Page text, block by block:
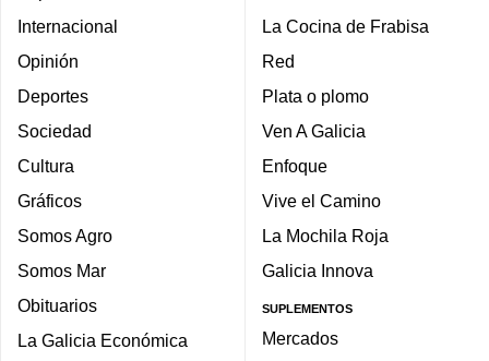
Internacional
Opinión
Deportes
Sociedad
Cultura
Gráficos
Somos Agro
Somos Mar
Obituarios
La Galicia Económica
La Cocina de Frabisa
Red
Plata o plomo
Ven A Galicia
Enfoque
Vive el Camino
La Mochila Roja
Galicia Innova
SUPLEMENTOS
Mercados